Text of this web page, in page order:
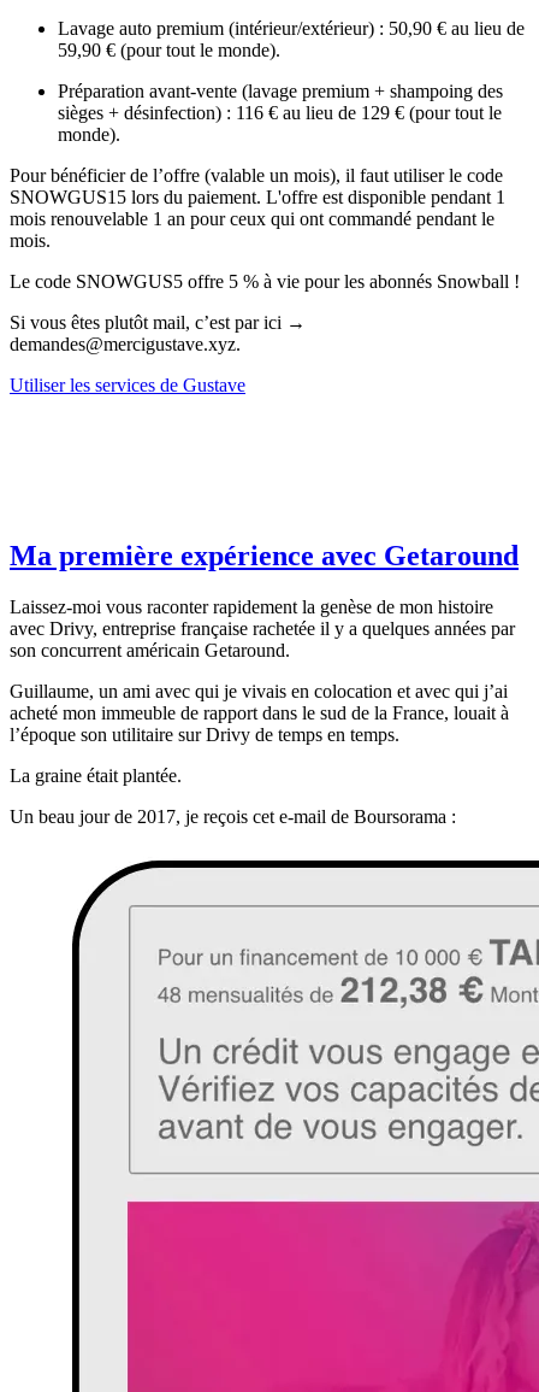
Lavage auto premium (intérieur/extérieur) : 50,90 € au lieu de
59,90 € (pour tout le monde).
Préparation avant-vente (lavage premium + shampoing des
sièges + désinfection) : 116 € au lieu de 129 € (pour tout le
monde).
Pour bénéficier de l’offre (valable un mois), il faut utiliser le code
SNOWGUS15 lors du paiement. L'offre est disponible pendant 1
mois renouvelable 1 an pour ceux qui ont commandé pendant le
mois.
Le code SNOWGUS5 offre 5 % à vie pour les abonnés Snowball !
Si vous êtes plutôt mail, c’est par ici →
demandes@mercigustave.xyz.
Utiliser les services de Gustave
Ma première expérience avec Getaround
Laissez-moi vous raconter rapidement la genèse de mon histoire
avec Drivy, entreprise française rachetée il y a quelques années par
son concurrent américain Getaround.
Guillaume, un ami avec qui je vivais en colocation et avec qui j’ai
acheté mon immeuble de rapport dans le sud de la France, louait à
l’époque son utilitaire sur Drivy de temps en temps.
La graine était plantée.
Un beau jour de 2017, je reçois cet e-mail de Boursorama :